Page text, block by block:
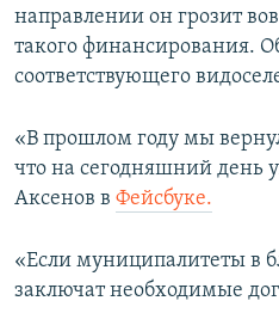
ПРОПАВШИЕ БЕЗ ВЕСТИ
ПОБЕДИТЕЛЕЙ НЕ СУДЯТ?
УКРАИНСКАЯ ПРОБЛЕМА КРЫМА
ПРИСОЕДИНЯЙТЕСЬ!
направлении он грозит
такого финансирования.
соответствующего
«В прошлом году мы
что на сегодняшний день
Аксенов в Фейсбуке.
«Если муниципалитеты в
заключат необходимые